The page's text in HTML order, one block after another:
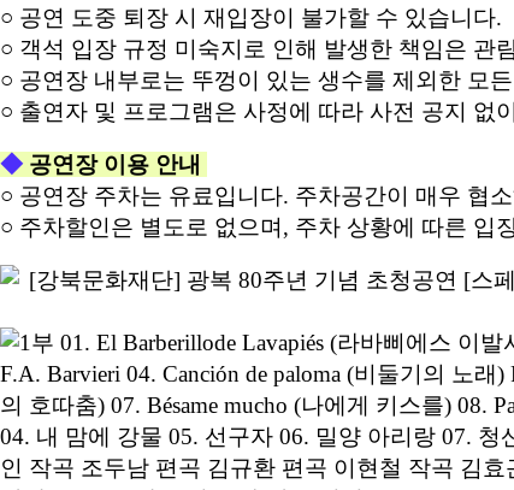
○ 공연 도중 퇴장 시 재입장이 불가할 수 있습니다.
○ 객석 입장 규정 미숙지로 인해 발생한 책임은 관
○ 공연장 내부로는 뚜껑이 있는 생수를 제외한 모
○ 출연자 및 프로그램은 사정에 따라 사전 공지 없
◆ 공연장 이용 안내
○ 공연장 주차는 유료입니다. 주차공간이 매우 협
○ 주차할인은 별도로 없으며, 주차 상황에 따른 입